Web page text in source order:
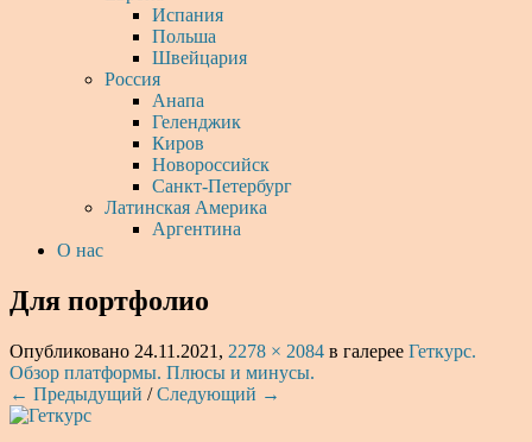
Испания
Польша
Швейцария
Россия
Анапа
Геленджик
Киров
Новороссийск
Санкт-Петербург
Латинская Америка
Аргентина
О нас
Для портфолио
Опубликовано 24.11.2021 , 2278 × 2084 в галерее Геткурс.
Обзор платформы. Плюсы и минусы.
← Предыдущий /Следующий →